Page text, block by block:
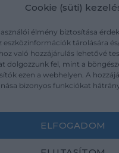
Cookie (süti)
élmény biztosítása
eszközinformációk tárolására
való hozzájárulás lehetővé
dolgozzunk fel, mint a
ezen a webhelyen. A
bizonyos funkciókat
ELFOGADOM
tajekoztato/
Áraink
ÁSZF
Kövesse a